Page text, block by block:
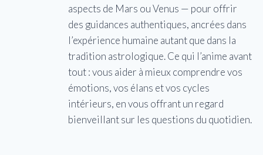
aspects de Mars ou Venus — pour offrir
des guidances authentiques, ancrées dans
l’expérience humaine autant que dans la
tradition astrologique. Ce qui l’anime avant
tout : vous aider à mieux comprendre vos
émotions, vos élans et vos cycles
intérieurs, en vous offrant un regard
bienveillant sur les questions du quotidien.